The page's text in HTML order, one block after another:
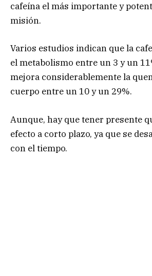
cafeína el más importante y
misión.
Varios estudios indican que la
el metabolismo entre un 3 y un
mejora considerablemente la
cuerpo entre un 10 y un 29%.
Aunque, hay que tener presente
efecto a corto plazo, ya que se
con el tiempo.